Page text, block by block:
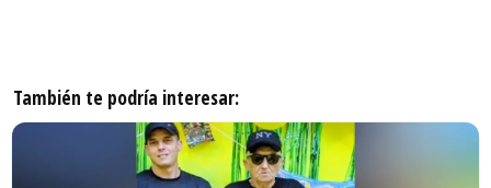
También te podría interesar: